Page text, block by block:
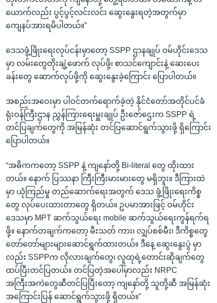
ယောက်လည်း ပွင့်ပွင့်လင်းလင်း ဆွေးနွေးရတဲ့အတွက်မှာ
ကျေနပ်အားရမိပါတယ်။”
ဒေသဖွံ့ဖြိုးရေးလုပ်ငန်းမှာတော့ SSPP ဌာနချုပ် ဝမ်ဟိုင်းဒေသ
မှာ လမ်းတွေတိုးချဲ့ဖောက် လုပ်ဖို့၊ စာသင်ကျောင်းနဲ့ ဆေးပေး
ခန်းတွေ ဆောက်လုပ်ဖို့ကို ဆွေးနွေးခဲ့ကြောင်း ပြောပါတယ်။
အစည်းအဝေးမှာ ပါဝင်တက်ရောက်ခဲ့တဲ့ နိုင်ငံတော်အတိုင်ပင်ခံ
ရုံးဝန်ကြီးဌာန ညွှန်ကြားရေးမှူးချုပ် ဦးဇော်ဌေးက SSPP ရဲ့
တင်ပြချက်တွေကို အမြန်ဆုံး တင်ပြဆောင်ရွက်သွားဖို့ ရှိကြောင်း
ပြောပါတယ်။
“အဓိကကတော့ SSPP နဲ့ ကျနော်တို့ Bi-literal တွေ ထိုးထား
တယ်။ နောက် ပြဿနာ ကြီးကြီးမားမားတွေ မရှိဘူး။ ဒီကြားထဲ
မှာ ယုံကြည်မှု တည်ဆောက်ရေးအတွက် ဒေသ ဖွံ့ဖြိုးရေးကိစ္စ
တွေ လုပ်ပေးထားတာတွေ ရှိတယ်။ ဥပမာအားဖြင့် ဝမ်ဟိုင်း
ဒေသမှာ MPT ဆက်သွယ်ရေး mobile ဆက်သွယ်ရေးကွန်ရက်ရ
ဖို့။ နောက်တချက်ကတော့ မီးသတ် ကား၊ လျှပ်စစ်မီး၊ ဒီကိစ္စတွေ
တော်တော်များများဆောင်ရွက်ထားတယ်။ ဒီနေ့ ဆွေးနွေးပွဲ မှာ
လည်း SSPPက လိုလားချက်တွေ၊ လူထုရဲ့တောင်းဆိုချက်တွေ
ထပ်ပြီးတင်ပြတယ်။ တင်ပြတဲ့အပေါ်မှာလည်း NRPC
အကြီးအကဲတွေဆီတင်ပြပြီးတော့ ကျနော်တို့ သူတို့ဆီ အမြန်ဆုံး
အကြောင်းပြန် ဆောင်ရွက်သွားဖို့ ရှိတယ်။”